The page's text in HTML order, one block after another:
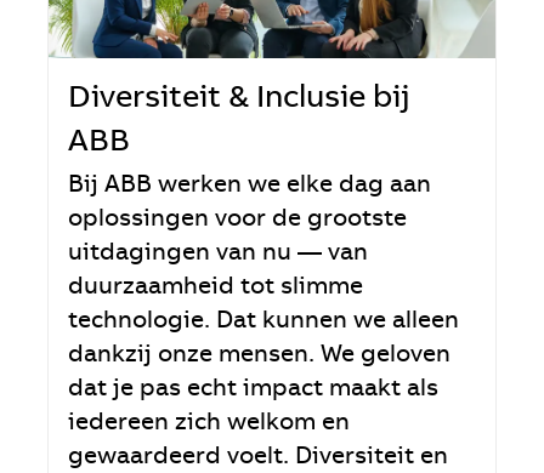
Diversiteit & Inclusie bij
ABB
Bij ABB werken we elke dag aan
oplossingen voor de grootste
uitdagingen van nu — van
duurzaamheid tot slimme
technologie. Dat kunnen we alleen
dankzij onze mensen. We geloven
dat je pas echt impact maakt als
iedereen zich welkom en
gewaardeerd voelt. Diversiteit en